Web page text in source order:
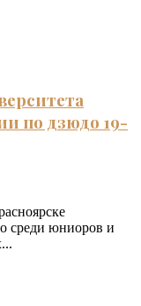
по дзюдо 19-
среди юниоров и